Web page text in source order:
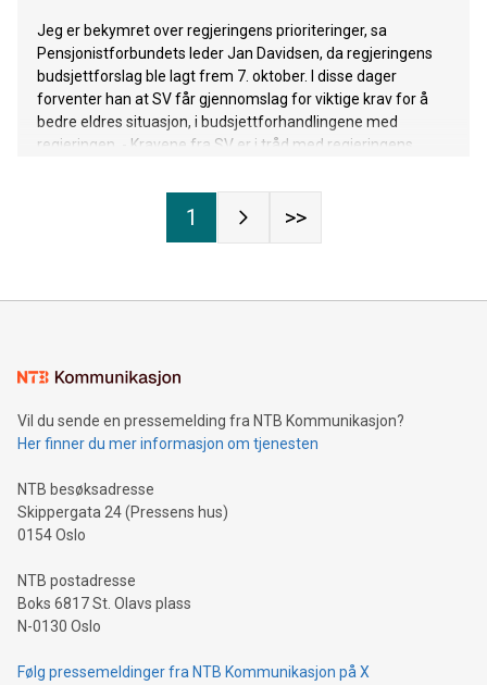
Jeg er bekymret over regjeringens prioriteringer, sa
Pensjonistforbundets leder Jan Davidsen, da regjeringens
budsjettforslag ble lagt frem 7. oktober. I disse dager
forventer han at SV får gjennomslag for viktige krav for å
bedre eldres situasjon, i budsjettforhandlingene med
regjeringen. - Kravene fra SV er i tråd med regjeringens
fattigdom, sier han.
1 >>
Vil du sende en pressemelding fra NTB Kommunikasjon?
Her finner du mer informasjon om tjenesten
NTB besøksadresse
Skippergata 24 (Pressens hus)
0154 Oslo
NTB postadresse
Boks 6817 St. Olavs plass
N-0130 Oslo
Følg pressemeldinger fra NTB Kommunikasjon på X